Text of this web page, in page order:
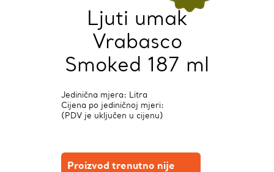
Ljuti umak
Vrabasco
Smoked 187 ml
Jedinična mjera: Litra
Cijena po jediničnoj mjeri:
(PDV je uključen u cijenu)
Proizvod trenutno nije